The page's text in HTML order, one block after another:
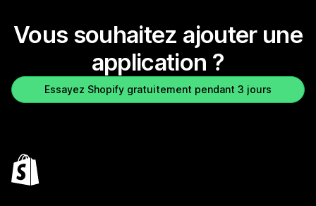
Vous souhaitez ajouter une
application ?
Essayez Shopify gratuitement pendant 3 jours